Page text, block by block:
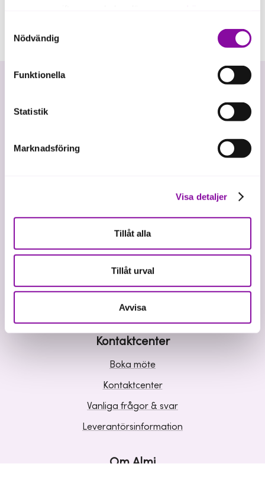
Om du klickar på avvisa kommer användning av kakor
eller delning av information enligt ovan, inte att ske,
förutom för kakor som är nödvändiga för att hemsidan
ska fungera se mer under inställningar.
Nödvändig
Funktionella
Statistik
Marknadsföring
Visa detaljer
Tillåt alla
Tillåt urval
Avvisa
Våra tjänster
Riskkapital
Affärsutveckling
Kunskap och inspiration
Kontaktcenter
Boka möte
Kontaktcenter
Vanliga frågor & svar
Leverantörsinformation
Om Almi